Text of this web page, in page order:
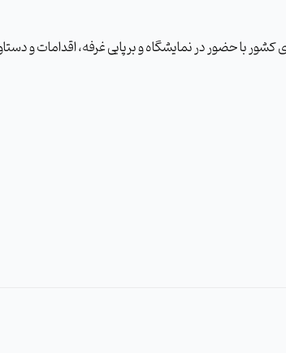
با حضور در نمایشگاه و برپایی غرفه، اقدامات و